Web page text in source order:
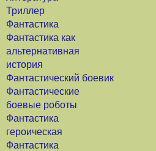
Триллер
Фантастика
Фантастика как
альтернативная
история
Фантастический боевик
Фантастические
боевые роботы
Фантастика
героическая
Фантастика